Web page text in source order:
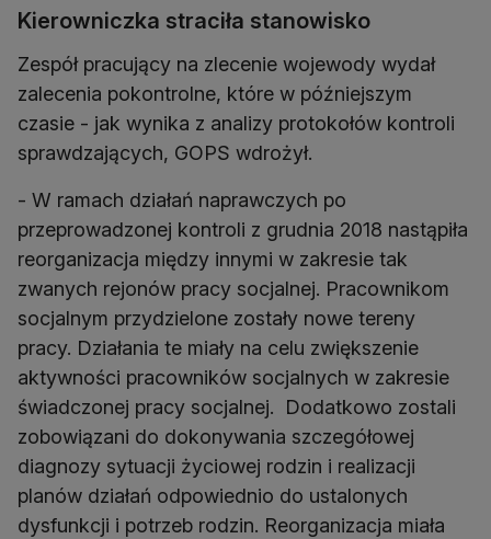
Kierowniczka straciła stanowisko
Zespół pracujący na zlecenie wojewody wydał
zalecenia pokontrolne, które w późniejszym
czasie - jak wynika z analizy protokołów kontroli
sprawdzających, GOPS wdrożył.
- W ramach działań naprawczych po
przeprowadzonej kontroli z grudnia 2018 nastąpiła
reorganizacja między innymi w zakresie tak
zwanych rejonów pracy socjalnej. Pracownikom
socjalnym przydzielone zostały nowe tereny
pracy. Działania te miały na celu zwiększenie
aktywności pracowników socjalnych w zakresie
świadczonej pracy socjalnej. Dodatkowo zostali
zobowiązani do dokonywania szczegółowej
diagnozy sytuacji życiowej rodzin i realizacji
planów działań odpowiednio do ustalonych
dysfunkcji i potrzeb rodzin. Reorganizacja miała